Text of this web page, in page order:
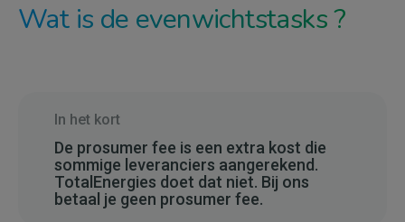
inhoud
gaanWat is de evenwichtstasks ?
In het kort
De prosumer fee is een extra kost die
sommige leveranciers aangerekend.
TotalEnergies doet dat niet. Bij ons
betaal je geen prosumer fee.